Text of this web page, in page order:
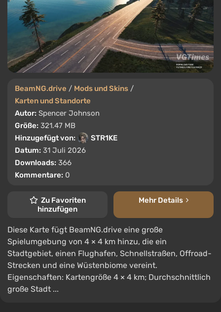
BeamNG.drive / Mods und Skins /
Karten und Standorte
Autor: Spencer Johnson
Größe: 321.47 MB
Hinzugefügt von:
STR1KE
Datum: 31 Juli 2026
Downloads: 366
Kommentare: 0
Zu Favoriten
hinzufügen
Mehr Details
Diese Karte fügt BeamNG.drive eine große
Spielumgebung von 4 × 4 km hinzu, die ein
Stadtgebiet, einen Flughafen, Schnellstraßen, Offroad-
Strecken und eine Wüstenbiome vereint.
Eigenschaften: Kartengröße 4 × 4 km; Durchschnittlich
große Stadt ...